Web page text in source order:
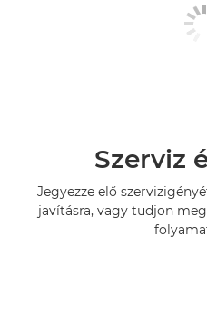
Szerviz
Jegyezze elő
javításra, vagy tudjon